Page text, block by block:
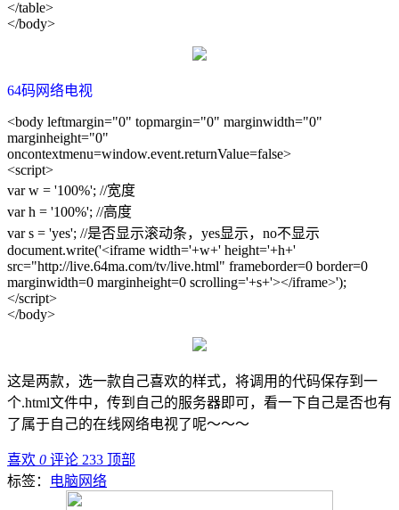
</table>
</body>
64码网络电视
<body leftmargin="0" topmargin="0" marginwidth="0"
marginheight="0"
oncontextmenu=window.event.returnValue=false>
<script>
var w = '100%'; //宽度
var h = '100%'; //高度
var s = 'yes'; //是否显示滚动条，yes显示，no不显示
document.write('<iframe width='+w+' height='+h+'
src="http://live.64ma.com/tv/live.html" frameborder=0 border=0
marginwidth=0 marginheight=0 scrolling='+s+'></iframe>');
</script>
</body>
这是两款，选一款自己喜欢的样式，将调用的代码保存到一
个.html文件中，传到自己的服务器即可，看一下自己是否也有
了属于自己的在线网络电视了呢～～～
喜欢 0 评论 233 顶部
标签：
电脑网络